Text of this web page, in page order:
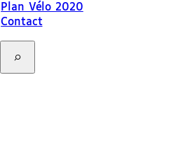
Plan Vélo 2020
Contact